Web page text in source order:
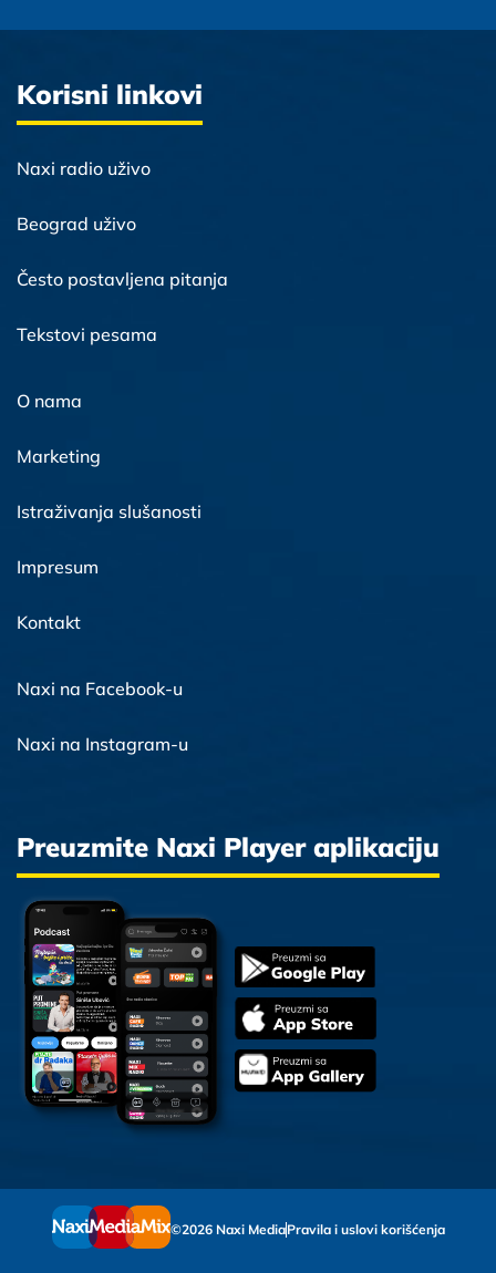
Korisni linkovi
Naxi radio uživo
Beograd uživo
Često postavljena pitanja
Tekstovi pesama
O nama
Marketing
Istraživanja slušanosti
Impresum
Kontakt
Naxi na Facebook-u
Naxi na Instagram-u
Preuzmite Naxi Player aplikaciju
©2026 Naxi MediaPravila i uslovi korišćenja